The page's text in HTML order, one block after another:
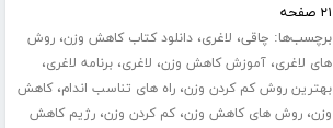
۲۱ صفحه
برچسب‌ها: چاقی، لاغری،دانلود کتاب کاهش وزن،روش
های لاغری،آموزش کاهش وزن، لاغری،برنامه لاغری،
بهترین روش کم کردن وزن،راه های تناسب اندام،کاهش
وزن،روش های کاهش وزن،کم کردن وزن،رژیم کاهش